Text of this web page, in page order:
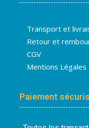
Transport et
Retour et
CGV
Mentions Légales
Paiement